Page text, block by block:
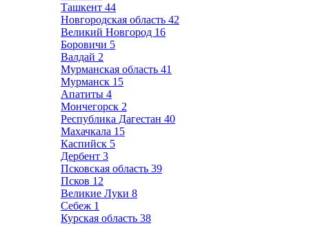
Ташкент 44
Новгородская область 42
Великий Новгород 16
Боровичи 5
Валдай 2
Мурманская область 41
Мурманск 15
Апатиты 4
Мончегорск 2
Республика Дагестан 40
Махачкала 15
Каспийск 5
Дербент 3
Псковская область 39
Псков 12
Великие Луки 8
Себеж 1
Курская область 38